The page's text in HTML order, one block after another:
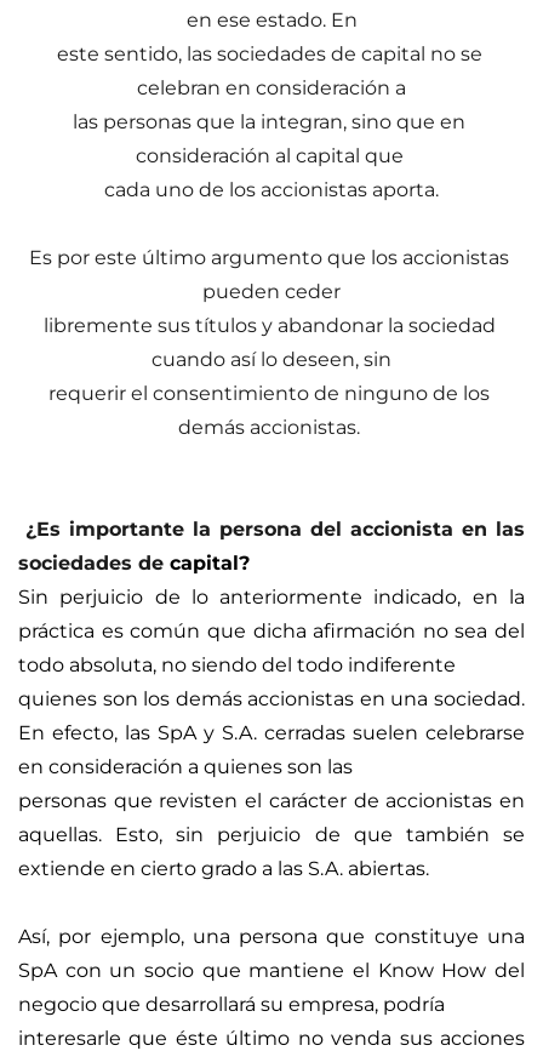
en ese estado. En
este sentido, las sociedades de capital no se
celebran en consideración a
las personas que la integran, sino que en
consideración al capital que
cada uno de los accionistas aporta.
Es por este último argumento que los accionistas
pueden ceder
libremente sus títulos y abandonar la sociedad
cuando así lo deseen, sin
requerir el consentimiento de ninguno de los
demás accionistas.
¿Es importante la persona del accionista en las
sociedades de capital?
Sin perjuicio de lo anteriormente indicado, en la
práctica es común que dicha afirmación no sea del
todo absoluta, no siendo del todo indiferente
quienes son los demás accionistas en una sociedad.
En efecto, las SpA y S.A. cerradas suelen celebrarse
en consideración a quienes son las
personas que revisten el carácter de accionistas en
aquellas. Esto, sin perjuicio de que también se
extiende en cierto grado a las S.A. abiertas.
Así, por ejemplo, una persona que constituye una
SpA con un socio que mantiene el Know How del
negocio que desarrollará su empresa, podría
interesarle que éste último no venda sus acciones